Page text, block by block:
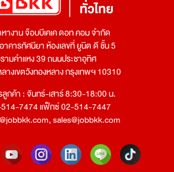
างาน จ๊อบบีเคเค ดอท คอม จำกัด
าคารทัศนียา ห้องเลขที่ ยูนิต ดี ชั้น 5
ามคำแหง 39 ถนนประชาอุทิศ
างเขตวังทองหลาง กรุงเทพฯ 10310
กค้า : จันทร์-เสาร์ 8:30-18:00 น.
514-7474 แฟ็กซ์ 02-514-7447
,sales@jobbkk.com